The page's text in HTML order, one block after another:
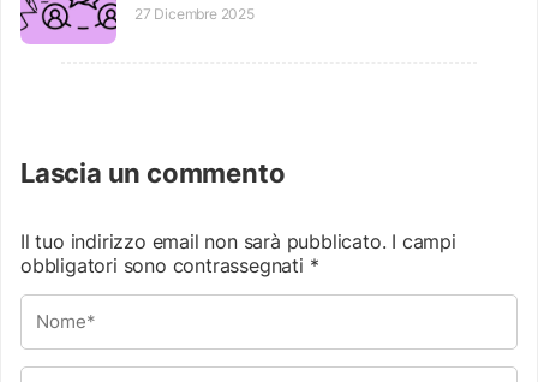
27 Dicembre 2025
Lascia un commento
Il tuo indirizzo email non sarà pubblicato. I campi
obbligatori sono contrassegnati *